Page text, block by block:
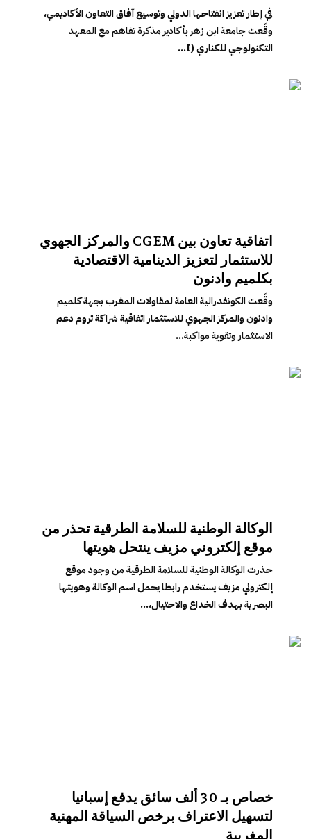
في إطار تعزيز انفتاحها الدولي وتوسيع آفاق التعاون الأكاديمي،
وقّعت جامعة ابن زهر بأكادير مذكرة تفاهم مع المعهد
التكنولوجي للكناري (I...
اتفاقية تعاون بين CGEM والمركز الجهوي
للاستثمار لتعزيز الدينامية الاقتصادية
بكلميم وادنون
وقّعت الكونفدرالية العامة لمقاولات المغرب بجهة كلميم
وادنون والمركز الجهوي للاستثمار اتفاقية شراكة تروم دعم
الاستثمار وتقوية مواكبة...
الوكالة الوطنية للسلامة الطرقية تحذر من
موقع إلكتروني مزيف ينتحل هويتها
حذرت الوكالة الوطنية للسلامة الطرقية من وجود موقع
إلكتروني مزيف يستخدم رابطا يحمل اسم الوكالة وهويتها
البصرية بهدف الخداع والاحتيال،...
خصاص بـ 30 ألف سائق يدفع إسبانيا
لتسهيل الاعتراف برخص السياقة المهنية
المغربية